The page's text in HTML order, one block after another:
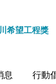
希望工程獎
息 行動